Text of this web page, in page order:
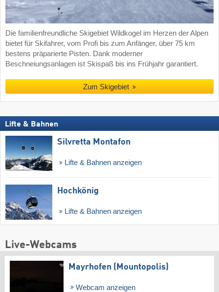
Die familienfreundliche Skigebiet Wildkogel im Herzen der Alpen
bietet für Skifahrer, vom Profi bis zum Anfänger, über 75 km
bestens präparierte Pisten. Dank moderner
Beschneiungsanlagen ist Skispaß bis ins Frühjahr garantiert.
Zum Skigebiet
Lifte & Bahnen
Silvretta Montafon
Lifte & Bahnen anzeigen
Hochkönig
Lifte & Bahnen anzeigen
Live-Webcams
Mayrhofen (Mountopolis)
Webcam anzeigen